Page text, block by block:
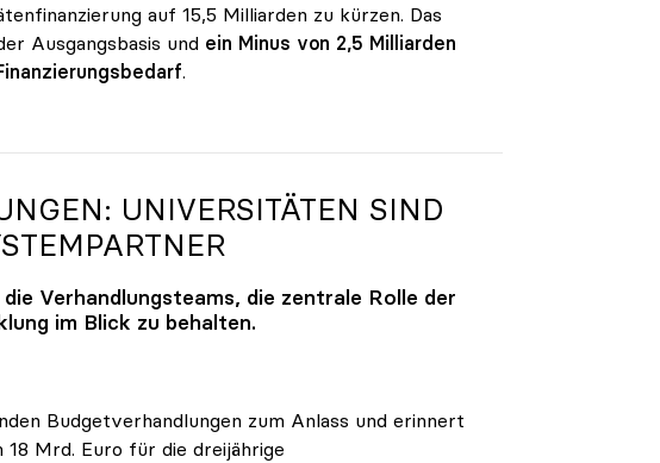
auf 15,5 Milliarden zu kürzen. Das
Ausgangsbasis und ein Minus von 2,5 Milliarden
.
UNIVERSITÄTEN SIND
Verhandlungsteams, die zentrale Rolle der
im Blick zu behalten.
Budgetverhandlungen zum Anlass und erinnert
Mrd. Euro für die dreijährige